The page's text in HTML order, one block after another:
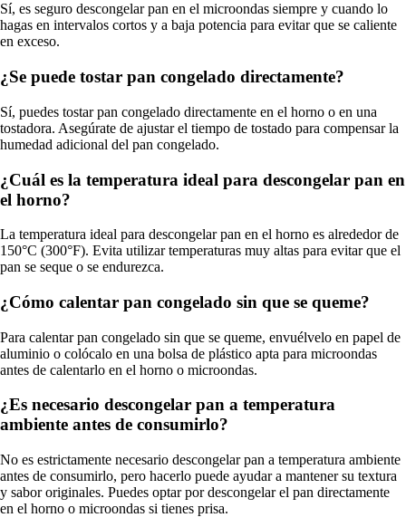
Sí, es seguro descongelar pan en el microondas siempre y cuando lo
hagas en intervalos cortos y a baja potencia para evitar que se caliente
en exceso.
¿Se puede tostar pan congelado directamente?
Sí, puedes tostar pan congelado directamente en el horno o en una
tostadora. Asegúrate de ajustar el tiempo de tostado para compensar la
humedad adicional del pan congelado.
¿Cuál es la temperatura ideal para descongelar pan en
el horno?
La temperatura ideal para descongelar pan en el horno es alrededor de
150°C (300°F). Evita utilizar temperaturas muy altas para evitar que el
pan se seque o se endurezca.
¿Cómo calentar pan congelado sin que se queme?
Para calentar pan congelado sin que se queme, envuélvelo en papel de
aluminio o colócalo en una bolsa de plástico apta para microondas
antes de calentarlo en el horno o microondas.
¿Es necesario descongelar pan a temperatura
ambiente antes de consumirlo?
No es estrictamente necesario descongelar pan a temperatura ambiente
antes de consumirlo, pero hacerlo puede ayudar a mantener su textura
y sabor originales. Puedes optar por descongelar el pan directamente
en el horno o microondas si tienes prisa.